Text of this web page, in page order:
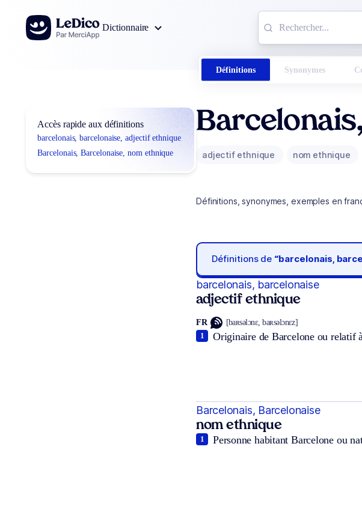
Aller au contenu
Dictionnaire
Définitions Synonymes
Accès rapide aux définitions
barcelonais, barcelonaise, adjectif ethnique
Barcelonais, Barcelonaise, nom ethnique
adjectif ethnique nom ethnique
Définitions, synonymes, exemples en
Définitions de “barcelonais,
barcelonais, barcelonaise
adjectif ethnique
FR [baʀsəlɔnɛ, baʀsəlɔnɛz]
Originaire de Barcelone ou relatif
1
Barcelonais, Barcelonaise
nom ethnique
Personne habitant Barcelone ou
1